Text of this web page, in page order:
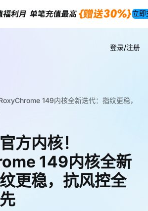
立即
登录/注册
149内核全新迭代：指纹更稳，
方内核！
149内核全新
更稳，抗风控全